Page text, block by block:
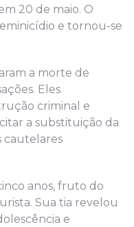
20 de maio. O
e tornou-se
a morte de
Eles
criminal e
a substituição da
cautelares
anos, fruto do
Sua tia revelou
e